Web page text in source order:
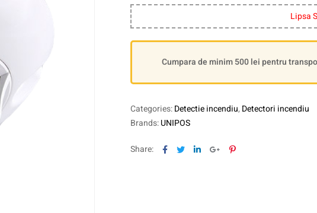
Lipsa
Cumpara de minim 500 lei pentru
Categories:Detectie incendiu, Detectori incendiu
Brands:UNIPOS
Share: Facebook
TwitterLinkedinGoogle+Pinterest